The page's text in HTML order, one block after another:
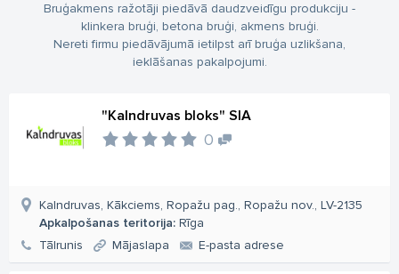
Bruģakmens ražotāji piedāvā daudzveidīgu produkciju -
klinkera bruģi, betona bruģi, akmens bruģi.
Nereti firmu piedāvājumā ietilpst arī bruģa uzlikšana,
ieklāšanas pakalpojumi.
"Kalndruvas bloks" SIA
0
Kalndruvas, Kākciems, Ropažu pag., Ropažu nov., LV-2135
Apkalpošanas teritorija: Rīga
Tālrunis
Mājaslapa E-pasta adrese